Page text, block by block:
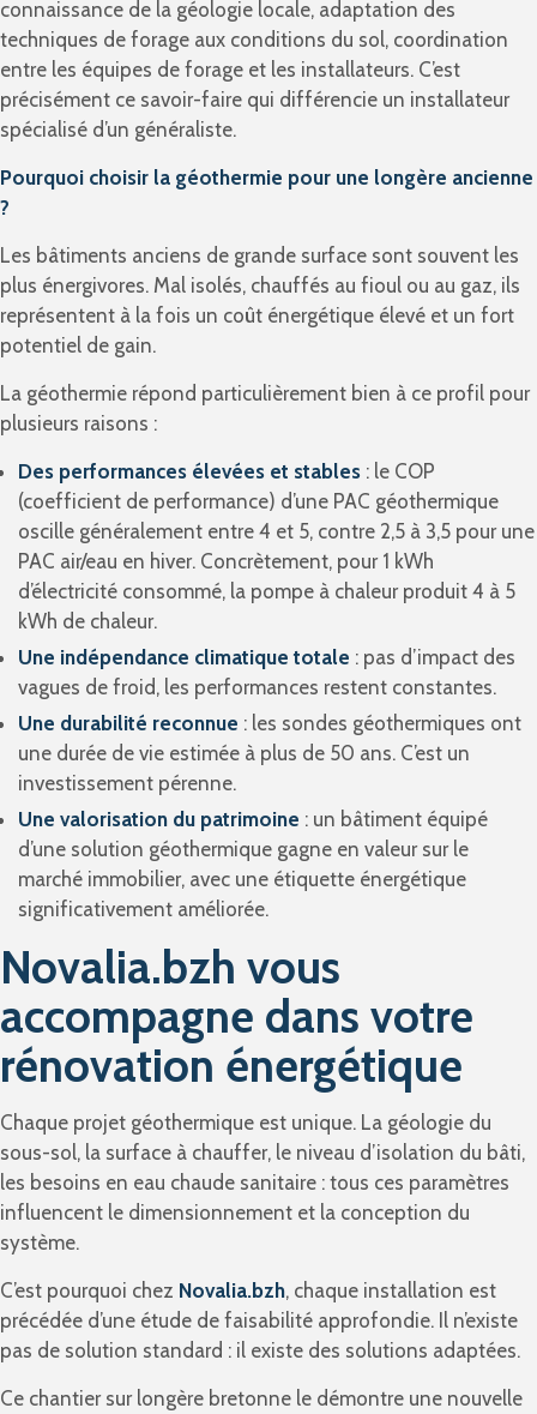
connaissance de la géologie locale, adaptation des
techniques de forage aux conditions du sol, coordination
entre les équipes de forage et les installateurs. C’est
précisément ce savoir-faire qui différencie un installateur
spécialisé d’un généraliste.
Pourquoi choisir la géothermie pour une longère ancienne
?
Les bâtiments anciens de grande surface sont souvent les
plus énergivores. Mal isolés, chauffés au fioul ou au gaz, ils
représentent à la fois un coût énergétique élevé et un fort
potentiel de gain.
La géothermie répond particulièrement bien à ce profil pour
plusieurs raisons :
Des performances élevées et stables : le COP
(coefficient de performance) d’une PAC géothermique
oscille généralement entre 4 et 5, contre 2,5 à 3,5 pour une
PAC air/eau en hiver. Concrètement, pour 1 kWh
d’électricité consommé, la pompe à chaleur produit 4 à 5
kWh de chaleur.
Une indépendance climatique totale : pas d’impact des
vagues de froid, les performances restent constantes.
Une durabilité reconnue : les sondes géothermiques ont
une durée de vie estimée à plus de 50 ans. C’est un
investissement pérenne.
Une valorisation du patrimoine : un bâtiment équipé
d’une solution géothermique gagne en valeur sur le
marché immobilier, avec une étiquette énergétique
significativement améliorée.
Novalia.bzh vous
accompagne dans votre
rénovation énergétique
Chaque projet géothermique est unique. La géologie du
sous-sol, la surface à chauffer, le niveau d’isolation du bâti,
les besoins en eau chaude sanitaire : tous ces paramètres
influencent le dimensionnement et la conception du
système.
C’est pourquoi chez Novalia.bzh, chaque installation est
précédée d’une étude de faisabilité approfondie. Il n’existe
pas de solution standard : il existe des solutions adaptées.
Ce chantier sur longère bretonne le démontre une nouvelle